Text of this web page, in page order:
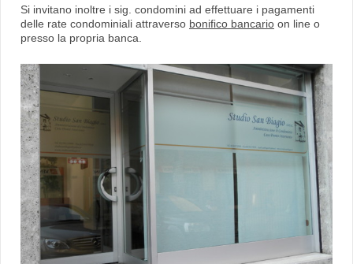
Si invitano inoltre i sig. condomini ad effettuare i pagamenti
delle rate condominiali attraverso bonifico bancario on line o
presso la propria banca.